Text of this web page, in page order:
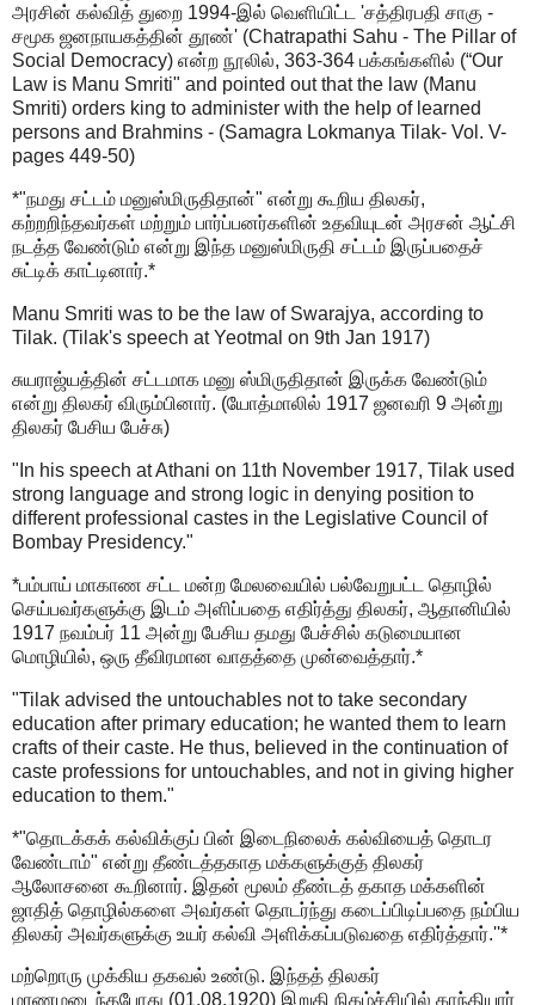
அரசின் கல்வித் துறை 1994-இல் வெளியிட்ட 'சத்திரபதி சாகு -
சமூக ஜனநாயகத்தின் தூண்' (Chatrapathi Sahu - The Pillar of
Social Democracy) என்ற நூலில், 363-364 பக்கங்களில் (“Our
Law is Manu Smriti" and pointed out that the law (Manu
Smriti) orders king to administer with the help of learned
persons and Brahmins - (Samagra Lokmanya Tilak- Vol. V-
pages 449-50)
*"நமது சட்டம் மனுஸ்மிருதிதான்" என்று கூறிய திலகர்,
கற்றறிந்தவர்கள் மற்றும் பார்ப்பனர்களின் உதவியுடன் அரசன் ஆட்சி
நடத்த வேண்டும் என்று இந்த மனுஸ்மிருதி சட்டம் இருப்பதைச்
சுட்டிக் காட்டினார்.*
Manu Smriti was to be the law of Swarajya, according to
Tilak. (Tilak's speech at Yeotmal on 9th Jan 1917)
சுயராஜ்யத்தின் சட்டமாக மனு ஸ்மிருதிதான் இருக்க வேண்டும்
என்று திலகர் விரும்பினார். (யோத்மாலில் 1917 ஜனவரி 9 அன்று
திலகர் பேசிய பேச்சு)
"In his speech at Athani on 11th November 1917, Tilak used
strong language and strong logic in denying position to
different professional castes in the Legislative Council of
Bombay Presidency."
*பம்பாய் மாகாண சட்ட மன்ற மேலவையில் பல்வேறுபட்ட தொழில்
செய்பவர்களுக்கு இடம் அளிப்பதை எதிர்த்து திலகர், ஆதானியில்
1917 நவம்பர் 11 அன்று பேசிய தமது பேச்சில் கடுமையான
மொழியில், ஒரு தீவிரமான வாதத்தை முன்வைத்தார்.*
"Tilak advised the untouchables not to take secondary
education after primary education; he wanted them to learn
crafts of their caste. He thus, believed in the continuation of
caste professions for untouchables, and not in giving higher
education to them."
*"தொடக்கக் கல்விக்குப் பின் இடைநிலைக் கல்வியைத் தொடர
வேண்டாம்" என்று தீண்டத்தகாத மக்களுக்குத் திலகர்
ஆலோசனை கூறினார். இதன் மூலம் தீண்டத் தகாத மக்களின்
ஜாதித் தொழில்களை அவர்கள் தொடர்ந்து கடைப்பிடிப்பதை நம்பிய
திலகர் அவர்களுக்கு உயர் கல்வி அளிக்கப்படுவதை எதிர்த்தார்.''*
மற்றொரு முக்கிய தகவல் உண்டு. இந்தத் திலகர்
மரணமடைந்தபோது (01.08.1920) இறுதி நிகழ்ச்சியில் காந்தியார்